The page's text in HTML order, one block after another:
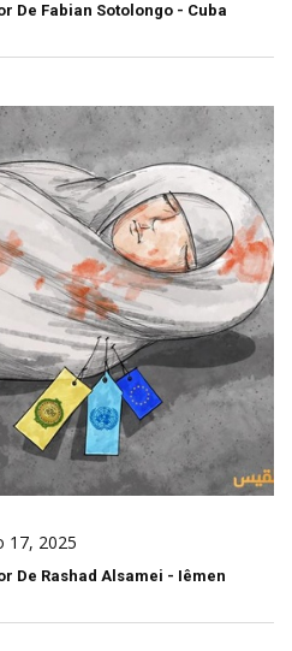
De Fabian Sotolongo - Cuba
17, 2025
De Rashad Alsamei - Iêmen